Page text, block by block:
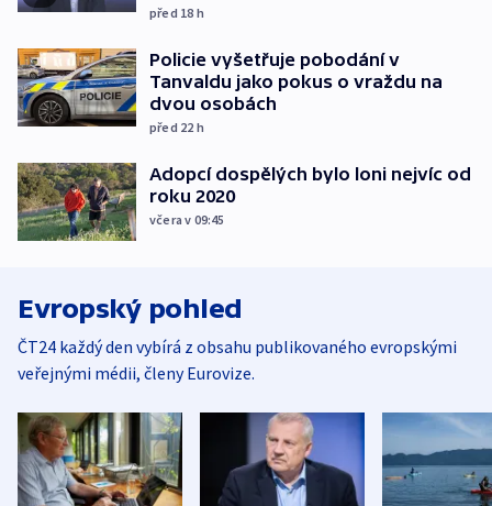
před 18 h
Policie vyšetřuje pobodání v
Tanvaldu jako pokus o vraždu na
dvou osobách
před 22 h
Adopcí dospělých bylo loni nejvíc od
roku 2020
včera v 09:45
Evropský pohled
ČT24 každý den vybírá z obsahu publikovaného evropskými
veřejnými médii, členy Eurovize.